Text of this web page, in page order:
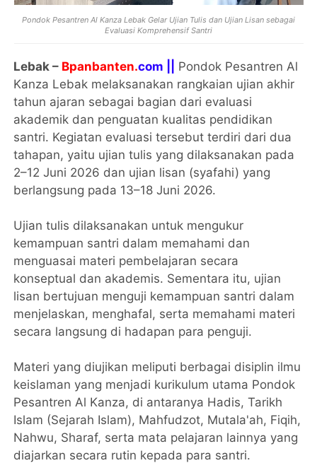
Pondok Pesantren Al Kanza Lebak Gelar Ujian Tulis dan Ujian Lisan sebagai
Evaluasi Komprehensif Santri
Lebak – Bpanbanten.com ||
Pondok Pesantren Al
Kanza Lebak melaksanakan rangkaian ujian akhir
tahun ajaran sebagai bagian dari evaluasi
akademik dan penguatan kualitas pendidikan
santri. Kegiatan evaluasi tersebut terdiri dari dua
tahapan, yaitu ujian tulis yang dilaksanakan pada
2–12 Juni 2026 dan ujian lisan (syafahi) yang
berlangsung pada 13–18 Juni 2026.
Ujian tulis dilaksanakan untuk mengukur
kemampuan santri dalam memahami dan
menguasai materi pembelajaran secara
konseptual dan akademis. Sementara itu, ujian
lisan bertujuan menguji kemampuan santri dalam
menjelaskan, menghafal, serta memahami materi
secara langsung di hadapan para penguji.
Materi yang diujikan meliputi berbagai disiplin ilmu
keislaman yang menjadi kurikulum utama Pondok
Pesantren Al Kanza, di antaranya Hadis, Tarikh
Islam (Sejarah Islam), Mahfudzot, Mutala'ah, Fiqih,
Nahwu, Sharaf, serta mata pelajaran lainnya yang
diajarkan secara rutin kepada para santri.